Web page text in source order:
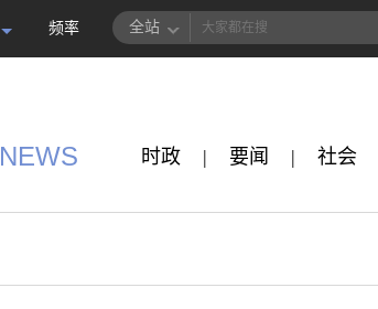
频率 全站
NEWS 时政 | 要闻 | 社会